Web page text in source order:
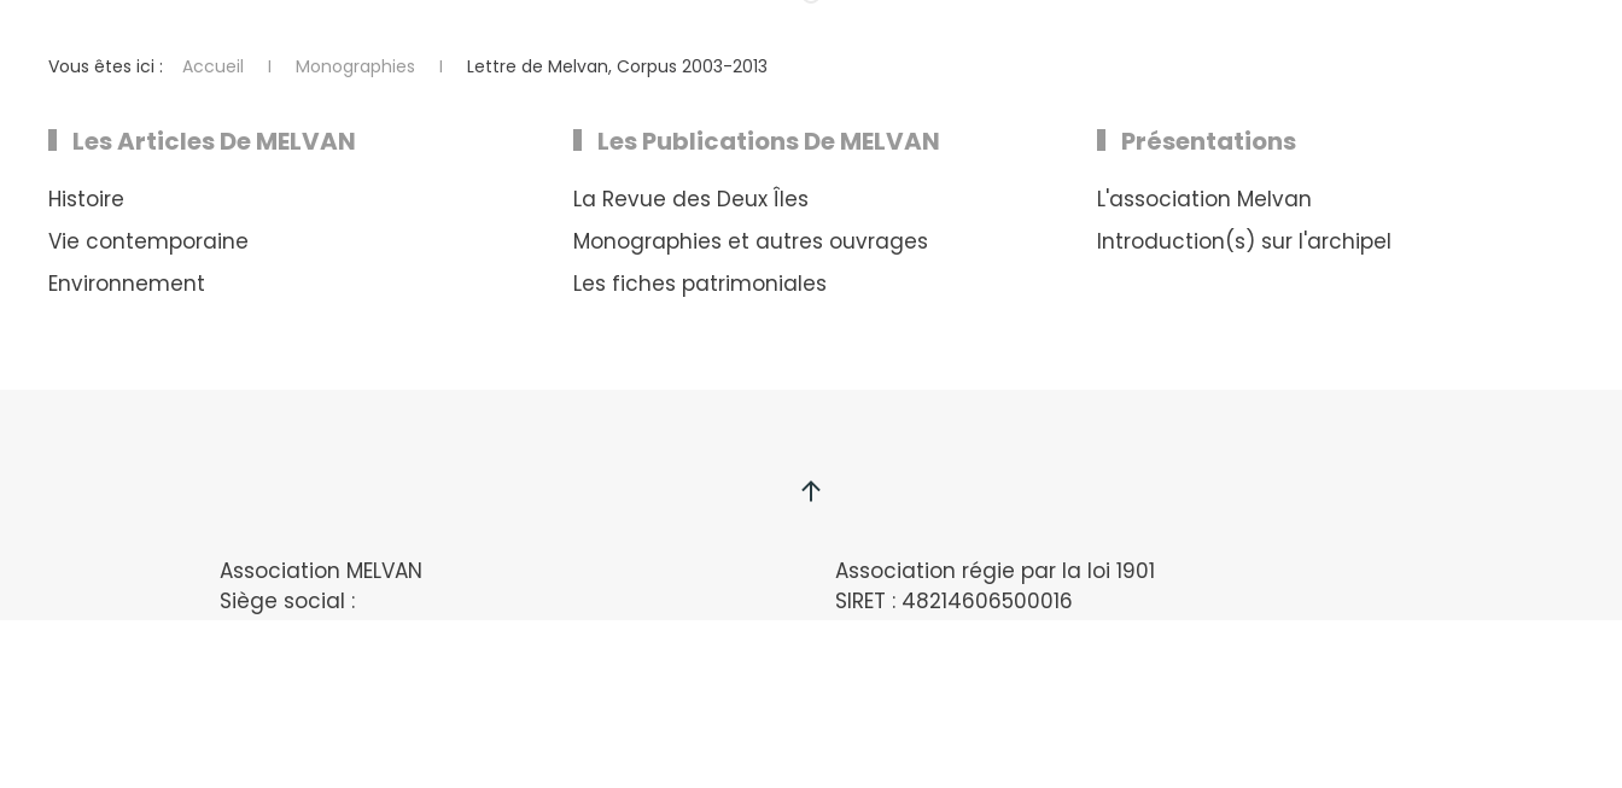
Vous êtes ici : Accueil Monographies Lettre de Melvan, Corpus 2003-2013
Les Articles De MELVAN
Histoire
Vie contemporaine
Environnement
Les Publications De MELVAN
La Revue des Deux Îles
Monographies et autres ouvrages
Les fiches patrimoniales
Présentations
L'association Melvan
Introduction(s) sur l'archipel
Association MELVAN
Siège social :
Association régie par la loi 1901
SIRET : 48214606500016